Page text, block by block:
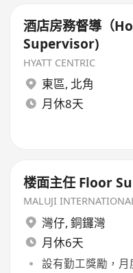
酒店房務督導（
Supervisor)
HYATT CENTRIC
東區, 北角
月休8天
楼面主任 Floor
MALUJI
灣仔, 銅鑼灣
月休6天
設有勤工獎勵，